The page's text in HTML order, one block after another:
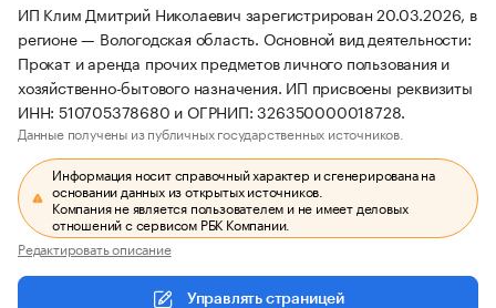
ИП Клим Дмитрий Николаевич зарегистрирован 20.03.2026, в
регионе — Вологодская область. Основной вид деятельности:
Прокат и аренда прочих предметов личного пользования и
хозяйственно-бытового назначения. ИП присвоены реквизиты
ИНН: 510705378680 и ОГРНИП: 326350000018728.
Данные получены из публичных государственных источников.
Информация носит справочный характер и сгенерирована на
основании данных из открытых источников.
Компания не является пользователем и не имеет деловых
отношений с сервисом РБК Компании.
Редактировать описание
Управлять страницей